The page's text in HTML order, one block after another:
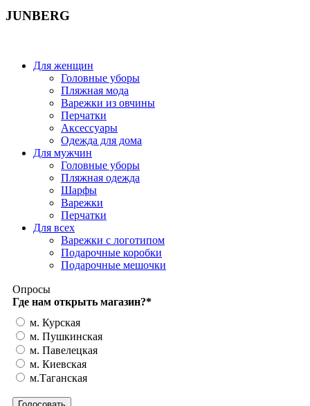
JUNBERG
Для женщин
Головные уборы
Пляжная мода
Варежки из овчины
Перчатки
Аксессуары
Одежда для дома
Для мужчин
Головные уборы
Пляжная одежда
Шарфы
Варежки
Перчатки
Для всех
Варежки с логотипом
Подарочные коробки
Подарочные мешочки
Опросы
Где нам открыть магазин?*
м. Курская
м. Пушкинская
м. Павелецкая
м. Киевская
м.Таганская